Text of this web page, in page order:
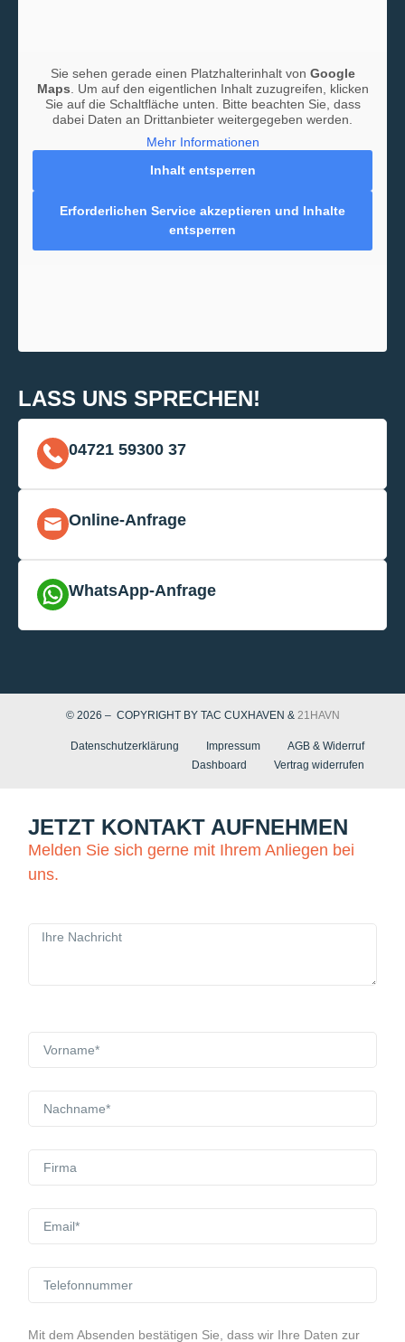
Sie sehen gerade einen Platzhalterinhalt von Google
Maps . Um auf den eigentlichen Inhalt zuzugreifen, klicken
Sie auf die Schaltfläche unten. Bitte beachten Sie, dass
dabei Daten an Drittanbieter weitergegeben werden.
Mehr Informationen
Inhalt entsperren
Erforderlichen Service akzeptieren und Inhalte
entsperren
LASS UNS SPRECHEN!
04721 59300 37
Online-Anfrage
WhatsApp-Anfrage
© 2026 – COPYRIGHT BY TAC CUXHAVEN & 21HAVN
Datenschutzerklärung Impressum
AGB & Widerruf
Dashboard
Vertrag widerrufen
JETZT KONTAKT AUFNEHMEN
Melden Sie sich gerne mit Ihrem Anliegen bei
uns.
Mit dem Absenden bestätigen Sie, dass wir Ihre Daten zur